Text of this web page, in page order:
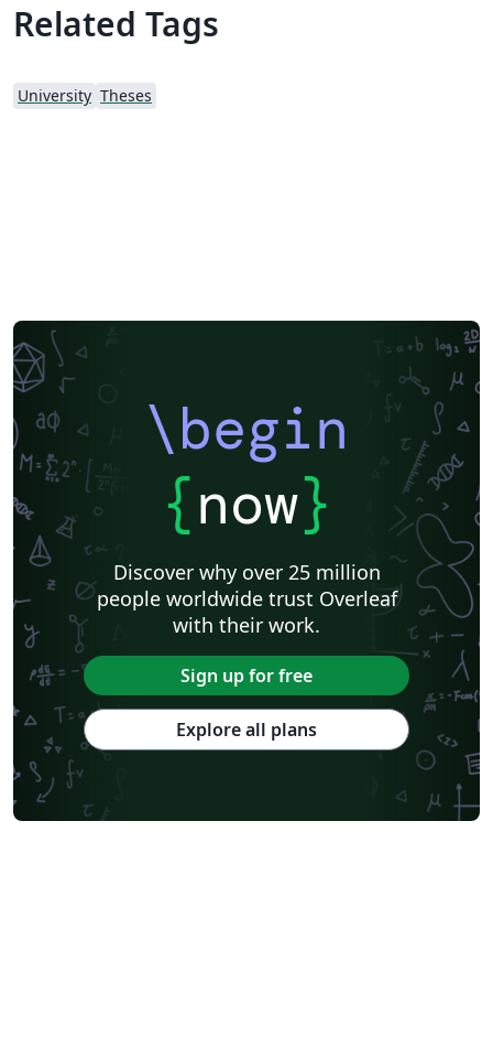
Related Tags
University Theses
\begin
{now}
Discover why over 25 million
people worldwide trust Overleaf
with their work.
Sign up for free
Explore all plans